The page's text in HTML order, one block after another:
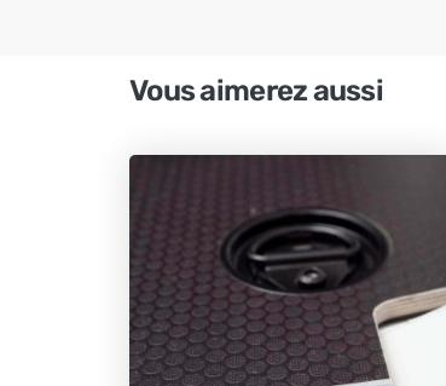
Vous aimerez aussi